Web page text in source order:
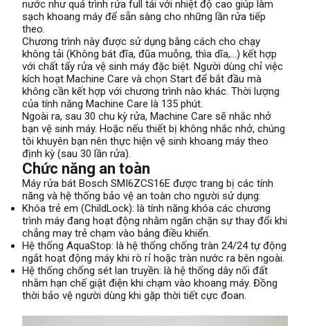
nước như quá trình rửa full tải với nhiệt độ cao giúp làm
sạch khoang máy để sẵn sàng cho những lần rửa tiếp
theo.
Chương trình này được sử dụng bằng cách cho chạy
không tải (Không bát đĩa, đũa muỗng, thìa dĩa,…) kết hợp
với chất tẩy rửa vệ sinh máy đặc biệt. Người dùng chỉ việc
kích hoạt Machine Care và chọn Start để bắt đầu mà
không cần kết hợp với chương trình nào khác. Thời lượng
của tính năng Machine Care là 135 phút.
Ngoài ra, sau 30 chu kỳ rửa, Machine Care sẽ nhắc nhở
bạn vệ sinh máy. Hoặc nếu thiết bị không nhắc nhở, chúng
tôi khuyên bạn nên thực hiện vệ sinh khoang máy theo
định kỳ (sau 30 lần rửa).
Chức năng an toàn
Máy rửa bát Bosch SMI6ZCS16E được trang bị các tính
năng và hệ thống bảo vệ an toàn cho người sử dụng:
Khóa trẻ em (ChildLock): là tính năng khóa các chương
trình máy đang hoạt động nhằm ngăn chặn sự thay đổi khi
chẳng may trẻ chạm vào bảng điều khiển.
Hệ thống AquaStop: là hệ thống chống tràn 24/24 tự động
ngắt hoạt động máy khi rò rỉ hoặc tràn nước ra bên ngoài.
Hệ thống chống sét lan truyền: là hệ thống dây nối đất
nhằm hạn chế giật điện khi chạm vào khoang máy. Đồng
thời bảo vệ người dùng khi gặp thời tiết cực đoan.